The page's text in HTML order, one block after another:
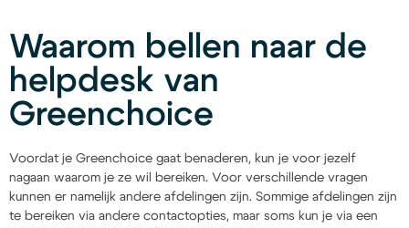
Waarom bellen naar de
helpdesk van
Greenchoice
Voordat je Greenchoice gaat benaderen, kun je voor jezelf
nagaan waarom je ze wil bereiken. Voor verschillende vragen
kunnen er namelijk andere afdelingen zijn. Sommige afdelingen zijn
te bereiken via andere contactopties, maar soms kun je via een